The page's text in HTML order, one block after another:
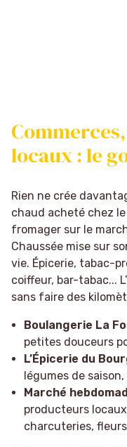
locaux : le
Rien ne crée
chaud acheté chez
fromager sur le
Chaussée mise sur
vie. Épicerie, tabac-
coiffeur, bar-tabac...
sans faire des
Boulangerie La
petites douceurs
L’Épicerie du
légumes de
Marché
producteurs
charcuteries,